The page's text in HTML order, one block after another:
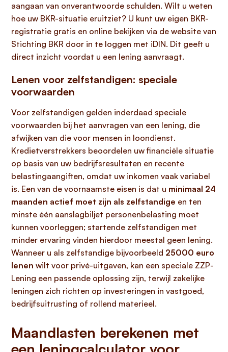
aangaan van onverantwoorde schulden. Wilt u weten
hoe uw BKR-situatie eruitziet? U kunt uw eigen BKR-
registratie gratis en online bekijken via de website van
Stichting BKR door in te loggen met iDIN. Dit geeft u
direct inzicht voordat u een lening aanvraagt.
Lenen voor zelfstandigen: speciale
voorwaarden
Voor zelfstandigen gelden inderdaad speciale
voorwaarden bij het aanvragen van een lening, die
afwijken van die voor mensen in loondienst.
Kredietverstrekkers beoordelen uw financiële situatie
op basis van uw bedrijfsresultaten en recente
belastingaangiften, omdat uw inkomen vaak variabel
is. Een van de voornaamste eisen is dat u minimaal 24
maanden actief moet zijn als zelfstandige en ten
minste één aanslagbiljet personenbelasting moet
kunnen voorleggen; startende zelfstandigen met
minder ervaring vinden hierdoor meestal geen lening.
Wanneer u als zelfstandige bijvoorbeeld 25000 euro
lenen wilt voor privé-uitgaven, kan een speciale ZZP-
Lening een passende oplossing zijn, terwijl zakelijke
leningen zich richten op investeringen in vastgoed,
bedrijfsuitrusting of rollend materieel.
Maandlasten berekenen met